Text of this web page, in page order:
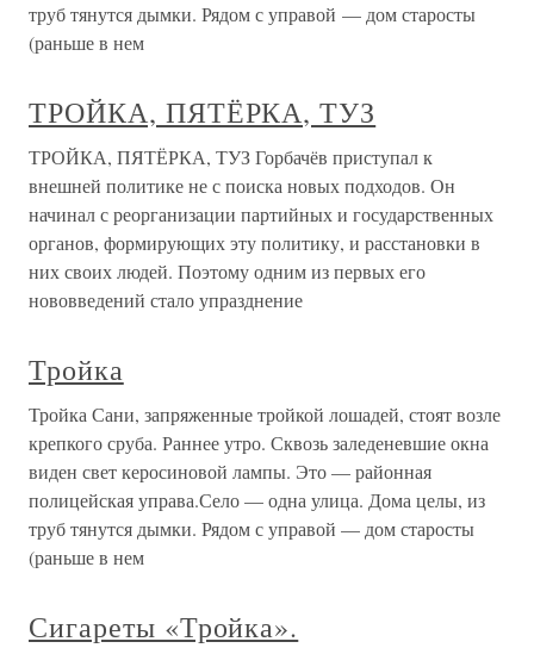
труб тянутся дымки. Рядом с управой — дом старосты
(раньше в нем
ТРОЙКА, ПЯТЁРКА, ТУЗ
ТРОЙКА, ПЯТЁРКА, ТУЗ Горбачёв приступал к
внешней политике не с поиска новых подходов. Он
начинал с реорганизации партийных и государственных
органов, формирующих эту политику, и расстановки в
них своих людей. Поэтому одним из первых его
нововведений стало упразднение
Тройка
Тройка Сани, запряженные тройкой лошадей, стоят возле
крепкого сруба. Раннее утро. Сквозь заледеневшие окна
виден свет керосиновой лампы. Это — районная
полицейская управа.Село — одна улица. Дома целы, из
труб тянутся дымки. Рядом с управой — дом старосты
(раньше в нем
Сигареты «Тройка».